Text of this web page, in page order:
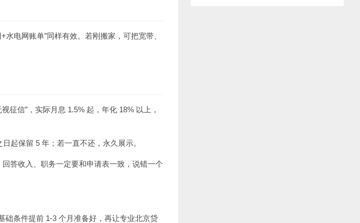
电网账单”同样有效。若刚搬家，可把宽带、
信”，实际月息 1.5% 起，年化 18% 以上，
起保留 5 年；若一直不还，永久展示。
答收入、职务一定要和申请表一致，说错一个
础条件提前 1-3 个月准备好，再让专业北京贷